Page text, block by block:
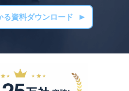
る資料ダウンロード